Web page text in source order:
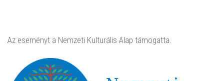
Az eseményt a Nemzeti Kulturális Alap támogatta.